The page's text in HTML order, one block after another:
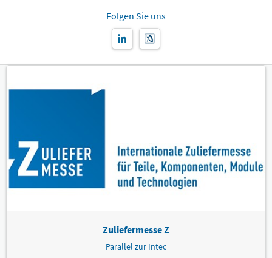
Technologieforum "Additive Fertigung"
Folgen Sie uns
Zuliefermesse Z
Parallel zur Intec